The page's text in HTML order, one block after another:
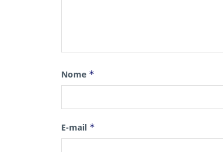
Nome *
E-mail *